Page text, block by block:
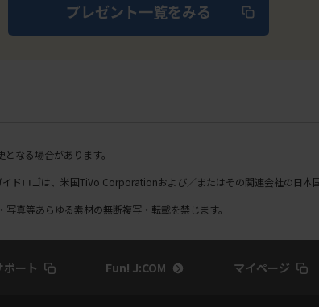
プレゼント一覧をみる
なる場合があります。
ドロゴは、米国TiVo Corporationおよび／またはその関連会社の日本
真等あらゆる素材の無断複写・転載を禁じます。
ポート Fun! J:COM マイページ